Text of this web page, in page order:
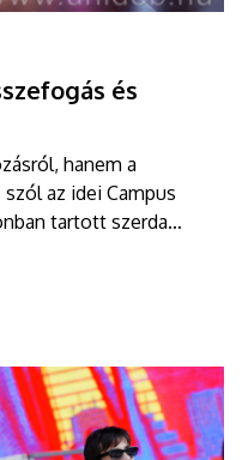
és
hanem a
az idei Campus
tartott szerda
millió forintos
féle